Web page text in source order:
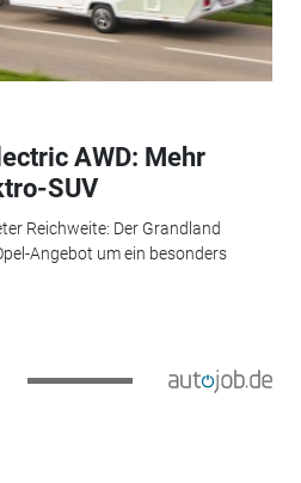
AWD: Mehr
SUV
Reichweite: Der Grandland
Angebot um ein besonders